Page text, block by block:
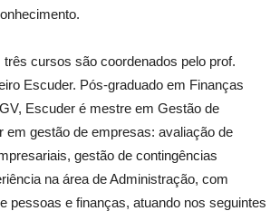
três cursos são coordenados pelo prof.
Escuder. Pós-graduado em Finanças
Escuder é mestre em Gestão de
em gestão de empresas: avaliação de
gestão de contingências
na área de Administração, com
pessoas e finanças, atuando nos seguintes